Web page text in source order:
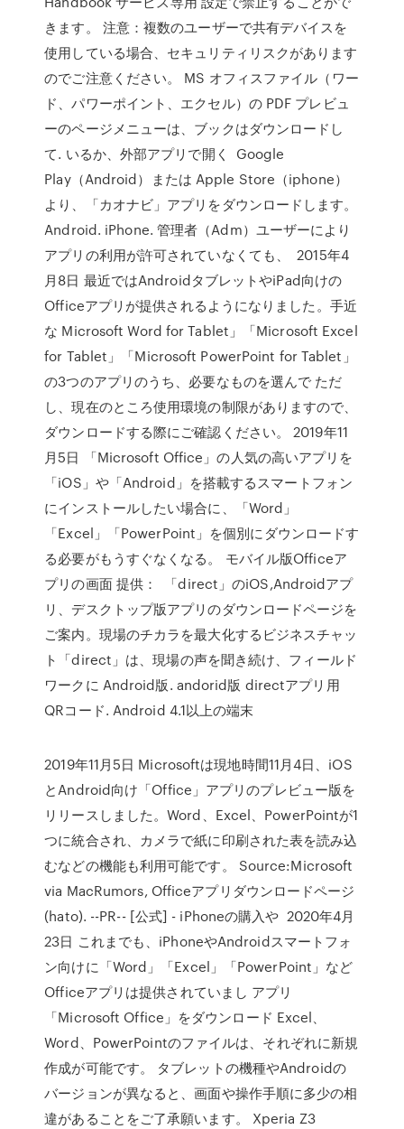
きます。 注意：複数のユーザーで共有デバイスを
使用している場合、セキュリティリスクがあります
のでご注意ください。 MS オフィスファイル（ワー
ド、パワーポイント、エクセル）の PDF プレビュ
ーのページメニューは、ブックはダウンロードし
て. いるか、外部アプリで開く Google
Play（Android）または Apple Store（iphone）
より、「カオナビ」アプリをダウンロードします。
Android. iPhone. 管理者（Adm）ユーザーにより
アプリの利用が許可されていなくても、 2015年4
月8日 最近ではAndroidタブレットやiPad向けの
Officeアプリが提供されるようになりました。手近
な Microsoft Word for Tablet」「Microsoft Excel
for Tablet」「Microsoft PowerPoint for Tablet」
の3つのアプリのうち、必要なものを選んで ただ
し、現在のところ使用環境の制限がありますので、
ダウンロードする際にご確認ください。 2019年11
月5日 「Microsoft Office」の人気の高いアプリを
「iOS」や「Android」を搭載するスマートフォン
にインストールしたい場合に、「Word」
「Excel」「PowerPoint」を個別にダウンロードす
る必要がもうすぐなくなる。 モバイル版Officeア
プリの画面 提供： 「direct」のiOS,Androidアプ
リ、デスクトップ版アプリのダウンロードページを
ご案内。現場のチカラを最大化するビジネスチャッ
ト「direct」は、現場の声を聞き続け、フィールド
ワークに Android版. andorid版 directアプリ用
QRコード. Android 4.1以上の端末
2019年11月5日 Microsoftは現地時間11月4日、iOS
とAndroid向け「Office」アプリのプレビュー版を
リリースしました。Word、Excel、PowerPointが1
つに統合され、カメラで紙に印刷された表を読み込
むなどの機能も利用可能です。 Source:Microsoft
via MacRumors, Officeアプリダウンロードページ
(hato). --PR-- [公式] - iPhoneの購入や 2020年4月
23日 これまでも、iPhoneやAndroidスマートフォ
ン向けに「Word」「Excel」「PowerPoint」など
Officeアプリは提供されていまし アプリ
「Microsoft Office」をダウンロード Excel、
Word、PowerPointのファイルは、それぞれに新規
作成が可能です。 タブレットの機種やAndroidの
バージョンが異なると、画面や操作手順に多少の相
違があることをご了承願います。 Xperia Z3